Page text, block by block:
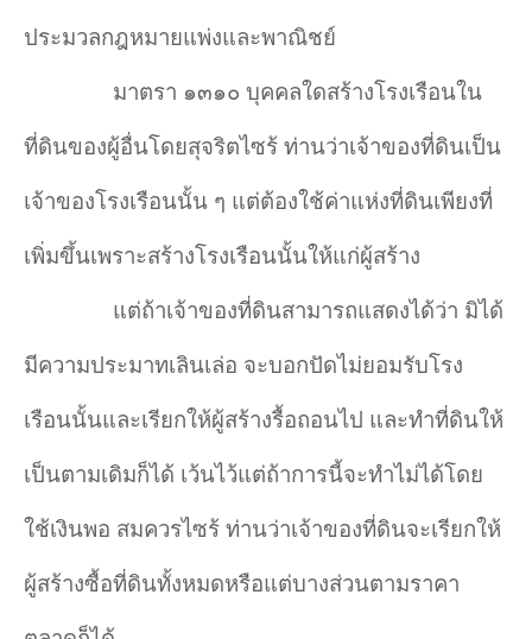
ประมวลกฎหมายแพ่งและพาณิชย์
มาตรา ๑๓๑๐ บุคคลใดสร้างโรงเรือนใน
ที่ดินของผู้อื่นโดยสุจริตไซร้ ท่านว่าเจ้าของที่ดินเป็น
เจ้าของโรงเรือนนั้น ๆ แต่ต้องใช้ค่าแห่งที่ดินเพียงที่
เพิ่มขึ้นเพราะสร้างโรงเรือนนั้นให้แก่ผู้สร้าง
แต่ถ้าเจ้าของที่ดินสามารถแสดงได้ว่า มิได้
มีความประมาทเลินเล่อ จะบอกปัดไม่ยอมรับโรง
เรือนนั้นและเรียกให้ผู้สร้างรื้อถอนไป และทำที่ดินให้
เป็นตามเดิมก็ได้ เว้นไว้แต่ถ้าการนี้จะทำไม่ได้โดย
ใช้เงินพอ สมควรไซร้ ท่านว่าเจ้าของที่ดินจะเรียกให้
ผู้สร้างซื้อที่ดินทั้งหมดหรือแต่บางส่วนตามราคา